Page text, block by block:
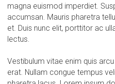
magna euismod imperdiet.
accumsan. Mauris pharetra
et. Duis nunc elit, porttitor ac
lectus.
Vestibulum vitae enim quis
erat. Nullam congue tempus